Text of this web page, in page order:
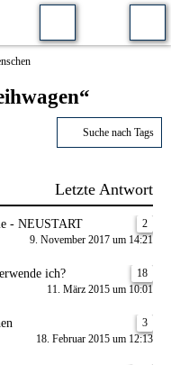
Suche nach Tags
Letzte Antwort
- NEUSTART
2
9. November 2017 um 14:21
ich?
18
11. März 2015 um 10:01
3
18. Februar 2015 um 12:13